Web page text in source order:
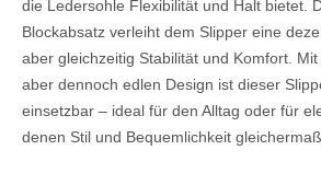
die Ledersohle Flexibilität und Halt bietet.
Blockabsatz verleiht dem Slipper eine
aber gleichzeitig Stabilität und Komfort. Mit
aber dennoch edlen Design ist dieser
einsetzbar – ideal für den Alltag oder für
denen Stil und Bequemlichkeit